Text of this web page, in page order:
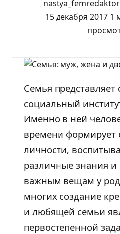
nastya_femredaktor
15 декабря 2017 1
Семья представляет
социальный
Именно в ней
времени формирует
личности,
различные знания и
важным вещам у
многих создание
и любящей семьи
первостепенной